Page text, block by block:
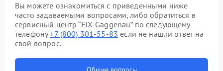
Вы можете ознакомиться с приведенными ниже
часто задаваемыми вопросами, либо обратиться в
сервисный центр “FIX-Gaggenau” по следующему
телефону+7 (800) 301-55-83 если не нашли ответ на
свой вопрос.